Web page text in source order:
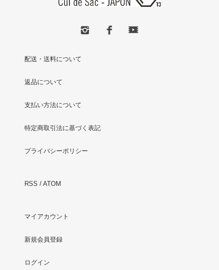
配送・送料について
返品について
支払い方法について
特定商取引法に基づく表記
プライバシーポリシー
RSS / ATOM
マイアカウント
新規会員登録
ログイン